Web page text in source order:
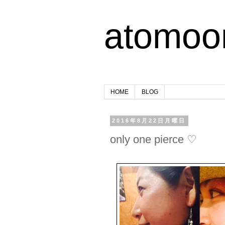
HOME BLOG
2016年8月22日月曜日
only one pierce ♡